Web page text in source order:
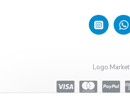
Logo Market